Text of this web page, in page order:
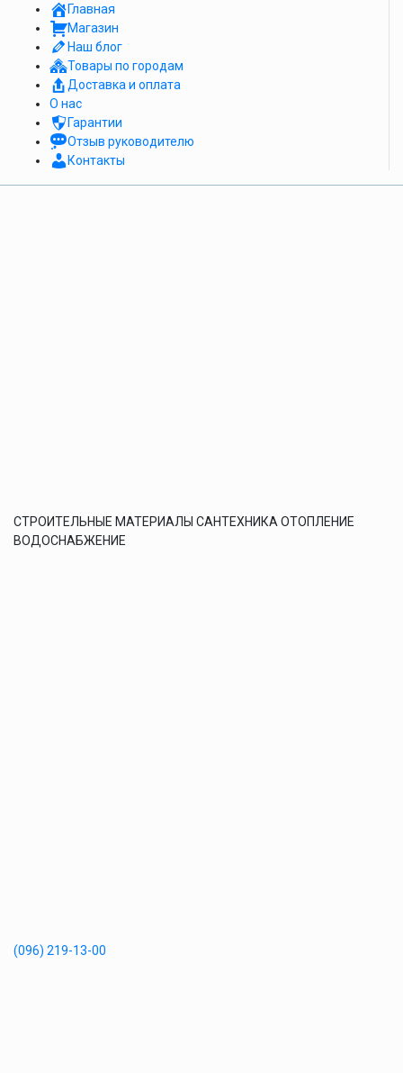
Главная
Магазин
Наш блог
Товары по городам
Доставка и оплата
О нас
Гарантии
Отзыв руководителю
Контакты
СТРОИТЕЛЬНЫЕ МАТЕРИАЛЫ САНТЕХНИКА ОТОПЛЕНИЕ
ВОДОСНАБЖЕНИЕ
(096) 219-13-00